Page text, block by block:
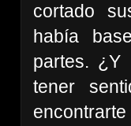
cortado
había
partes. ¿Y
tener